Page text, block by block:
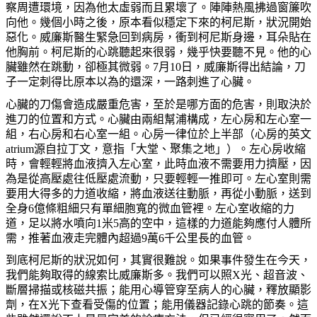
察周遭環境，因為他太虛弱而且累壞了。陣陣熱風拂過窗簾吹
向他。幾個小時之後，原本看似穩定下來的柯尼斯，狀況開始
惡化。威廉斯醫生緊急回到病房，衝到柯尼斯身邊，耳朵貼在
他胸前。柯尼斯的心跳聽起來很弱，幾乎快要聽不見。他的心
臟雖然在跳動，卻極其微弱。7月10日，威廉斯得出結論，刀
子一定刺得比原本以為的還深，一路刺進了心臟。
心臟的刀傷會造成嚴重危害，至於是哪方面的危害，則取決於
進刀的位置和方式。心臟由兩組幫浦構成，左心房和左心室一
組，右心房和右心室一組。心房一律位於上半部（心房的英文
atrium源自拉丁文，意指「大堂、聚集之地」）。左心房收縮
時，會輕輕將血液擠入左心室，此時血液不需要用力擠壓，因
為是從高壓處往低壓處流動，只要輕輕一推即可。左心室則需
要用大得多的力道收縮，將血液送往動脈，再從小動脈，送到
全身6億條粗細只有單細胞寬的微血管裡。左心室收縮的力
道，足以將水噴向1米5高的空中，這樣的力道能夠應付人體所
需，推著血液走完體內超過9萬6千公里長的血管。
到底柯尼斯的狀況如何，其實很難說。如果事件發生在今天，
我們能夠取得的線索比威廉斯多。我們可以照X光、超音波、
斷層掃描或核磁共振；能用心導管穿至病人的心臟，釋放顯影
劑，在X光下查看受傷的位置；能用儀器記錄心跳的節奏。這